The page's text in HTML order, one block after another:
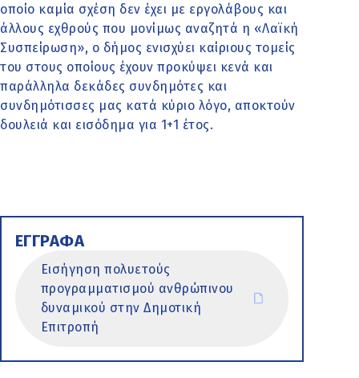
οποίο καμία σχέση δεν έχει με εργολάβους και
άλλους εχθρούς που μονίμως αναζητά η «Λαϊκή
Συσπείρωση», ο δήμος ενισχύει καίριους τομείς
του στους οποίους έχουν προκύψει κενά και
παράλληλα δεκάδες συνδημότες και
συνδημότισσες μας κατά κύριο λόγο, αποκτούν
δουλειά και εισόδημα για 1+1 έτος.
ΕΓΓΡΑΦΑ
Εισήγηση πολυετούς
προγραμματισμού ανθρώπινου
δυναμικού στην Δημοτική
Επιτροπή